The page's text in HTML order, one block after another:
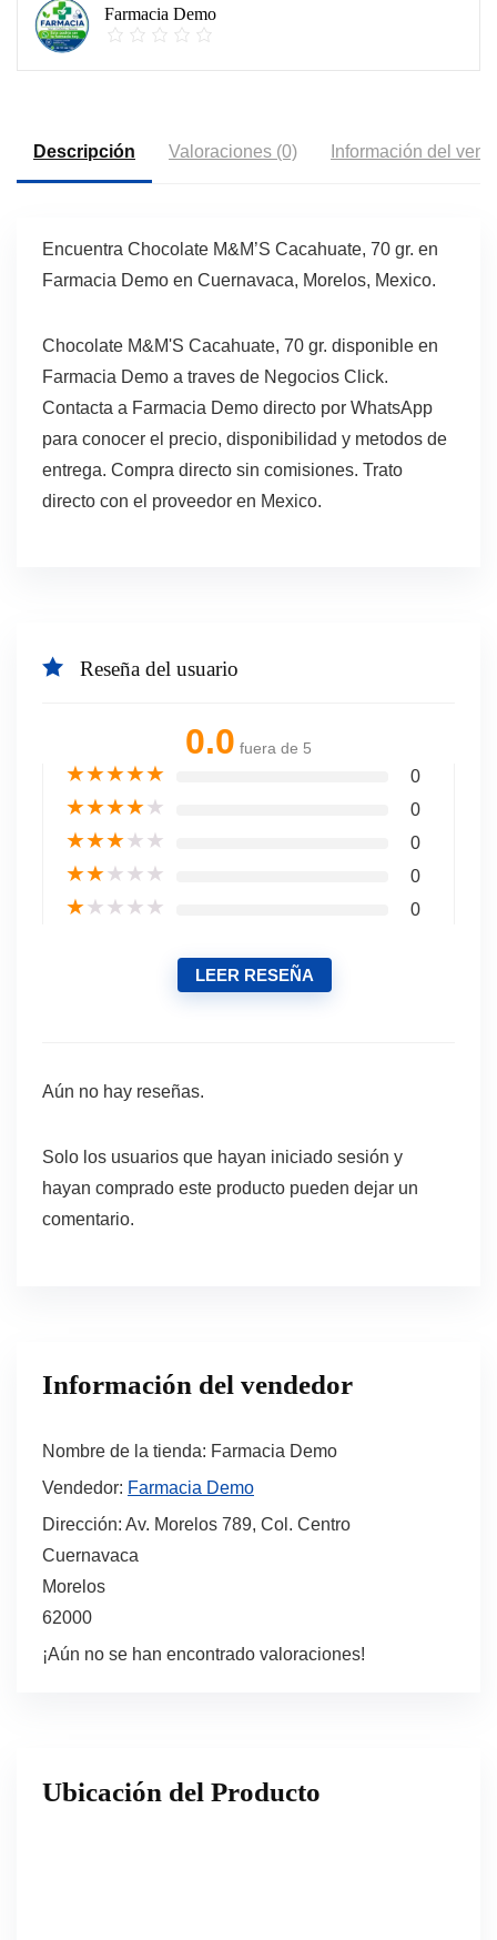
Farmacia Demo
Descripción Valoraciones (0) Información del
Encuentra Chocolate M&M’S Cacahuate, 70 gr. en
Farmacia Demo en Cuernavaca, Morelos, Mexico.
Chocolate M&M'S Cacahuate, 70 gr. disponible en
Farmacia Demo a traves de Negocios Click.
Contacta a Farmacia Demo directo por WhatsApp
para conocer el precio, disponibilidad y metodos de
entrega. Compra directo sin comisiones. Trato
directo con el proveedor en Mexico.
Reseña del usuario
0.0 fuera de 5
★★★★★ 0
★★★★★ 0
★★★★★ 0
★★★★★ 0
★★★★★ 0
LEER RESEÑA
Aún no hay reseñas.
Solo los usuarios que hayan iniciado sesión y
hayan comprado este producto pueden dejar un
comentario.
Información del vendedor
Nombre de la tienda: Farmacia Demo
Vendedor: Farmacia Demo
Dirección: Av. Morelos 789, Col. Centro
Cuernavaca
Morelos
62000
¡Aún no se han encontrado valoraciones!
Ubicación del Producto